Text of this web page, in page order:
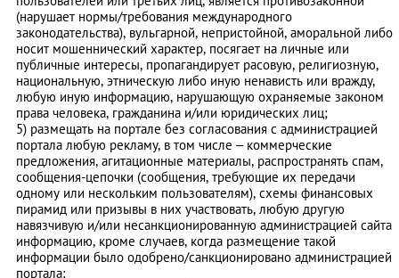
(нарушает нормы/требования международного
законодательства), вульгарной, непристойной, аморальной либо
носит мошеннический характер, посягает на личные или
публичные интересы, пропагандирует расовую, религиозную,
национальную, этническую либо иную ненависть или вражду,
любую иную информацию, нарушающую охраняемые законом
права человека, гражданина и/или юридических лиц;
5) размещать на портале без согласования с администрацией
портала любую рекламу, в том числе – коммерческие
предложения, агитационные материалы, распространять спам,
сообщения-цепочки (сообщения, требующие их передачи
одному или нескольким пользователям), схемы финансовых
пирамид или призывы в них участвовать, любую другую
навязчивую и/или несанкционированную администрацией сайта
информацию, кроме случаев, когда размещение такой
информации было одобрено/санкционировано администрацией
портала;